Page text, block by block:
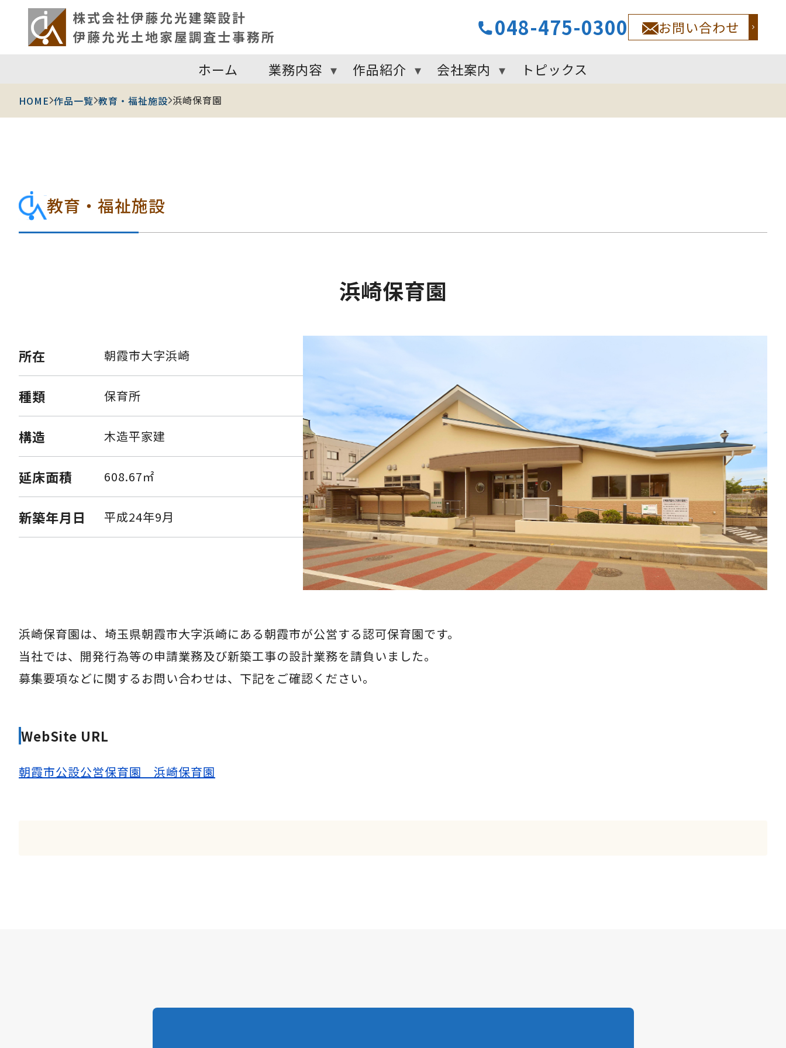
048-475-0300 お問い合わせ
ホーム 業務内容 作品紹介 会社案内 トピックス
HOME 作品一覧 教育・福祉施設 浜崎保育園
教育・福祉施設
浜崎保育園
所在 朝霞市大字浜崎
種類 保育所
構造 木造平家建
延床面積 608.67㎡
新築年月日 平成24年9月
浜崎保育園は、埼玉県朝霞市大字浜崎にある朝霞市が公営する認可保育園です。
当社では、開発行為等の申請業務及び新築工事の設計業務を請負いました。
募集要項などに関するお問い合わせは、下記をご確認ください。
WebSite URL
朝霞市公設公営保育園 浜崎保育園